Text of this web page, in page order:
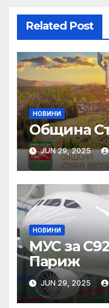
Related Post
НОВИНИ
Община
JUN 29, 2025
НОВИНИ
МУС за
Париж
JUN 29, 2025